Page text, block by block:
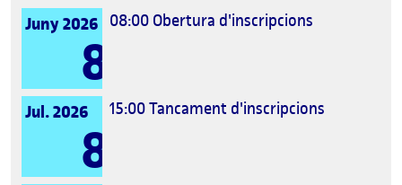
Juny 2026
8
08:00 Obertura d'inscripcions
Jul. 2026
8
15:00Tancament d'inscripcions